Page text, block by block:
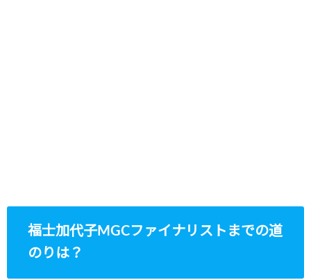
福士加代子MGCファイナリストまでの道
のりは？